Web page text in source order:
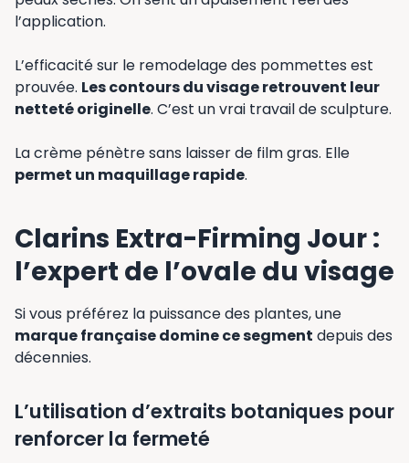
l’application.
L’efficacité sur le remodelage des pommettes est
prouvée. Les contours du visage retrouvent leur
netteté originelle. C’est un vrai travail de sculpture.
La crème pénètre sans laisser de film gras. Elle
permet un maquillage rapide.
Clarins Extra-Firming Jour :
l’expert de l’ovale du visage
Si vous préférez la puissance des plantes, une
marque française domine ce segment depuis des
décennies.
L’utilisation d’extraits botaniques pour
renforcer la fermeté